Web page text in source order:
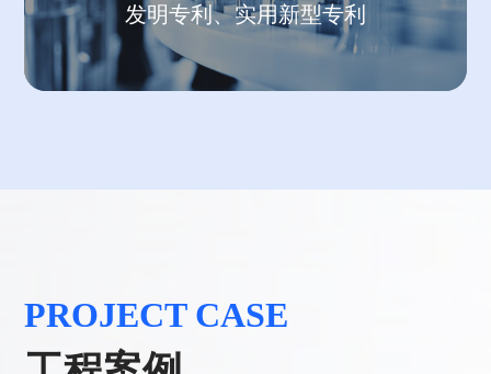
发明专利、实用新型专利
PROJECT CASE